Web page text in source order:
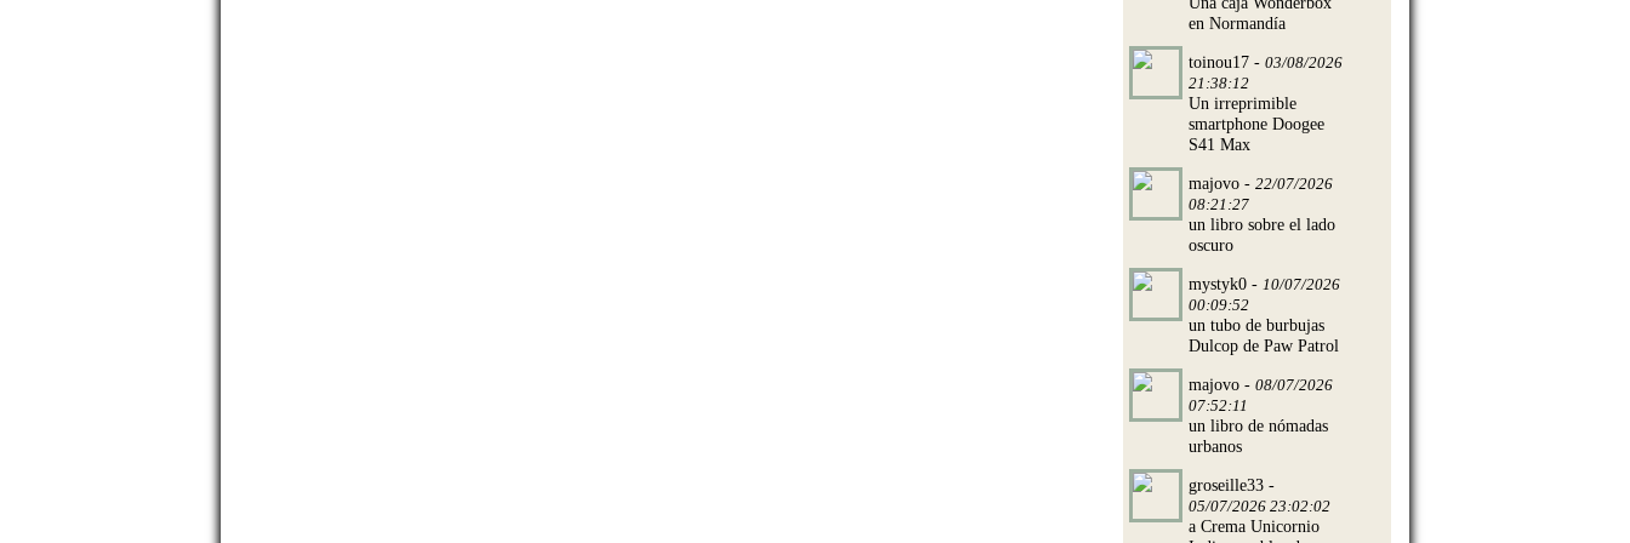
en Normandía
toinou17 - 03/08/2026
21:38:12
Un irreprimible
smartphone Doogee
S41 Max
majovo - 22/07/2026
08:21:27
un libro sobre el lado
oscuro
mystyk0 - 10/07/2026
00:09:52
un tubo de burbujas
Dulcop de Paw Patrol
majovo - 08/07/2026
07:52:11
un libro de nómadas
urbanos
groseille33 -
05/07/2026 23:02:02
a Crema Unicornio